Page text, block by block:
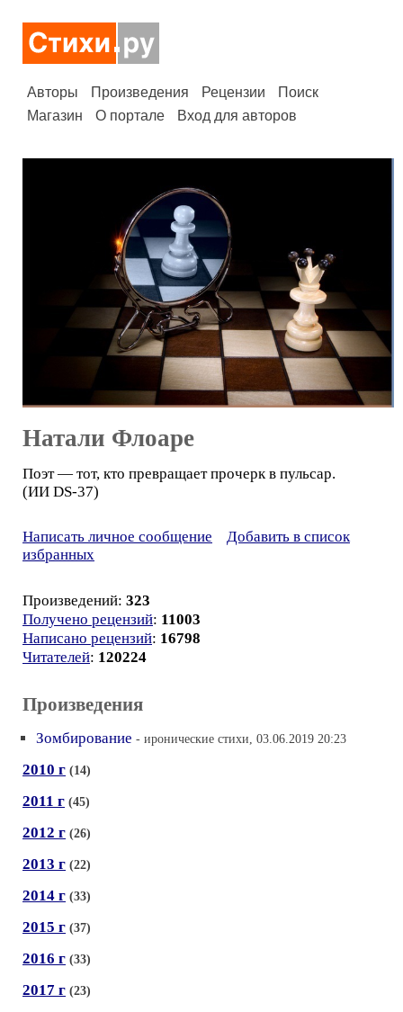
Авторы Произведения Рецензии
Поиск
Магазин
О портале Вход для авторов
Натали Флоаре
Поэт — тот, кто превращает прочерк в пульсар.
(ИИ DS-37)
Написать личное сообщение
Добавить в список
избранных
Произведений: 323
Получено рецензий: 11003
Написано рецензий: 16798
Читателей: 120224
Произведения
Зомбирование - иронические стихи, 03.06.2019 20:23
2010 г (14)
2011 г (45)
2012 г (26)
2013 г (22)
2014 г (33)
2015 г (37)
2016 г (33)
2017 г (23)